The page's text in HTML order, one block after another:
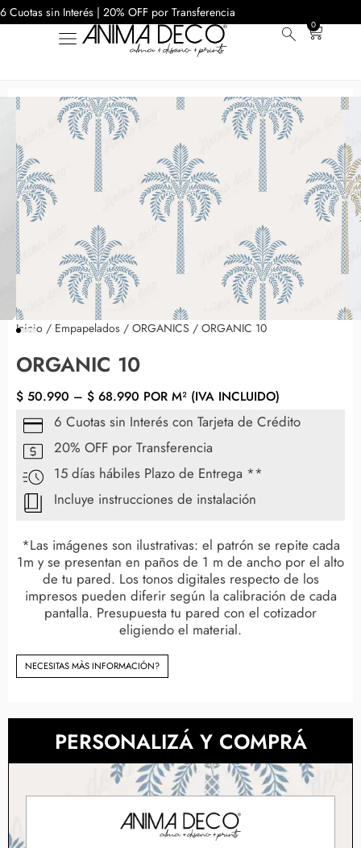
6 Cuotas sin Interés | 20% OFF por Transferencia
0
Inicio / Empapelados / ORGANICS / ORGANIC 10
ORGANIC 10
$ 50.990 – $ 68.990 POR M² (IVA INCLUIDO)
6 Cuotas sin Interés con Tarjeta de Crédito
20% OFF por Transferencia
15 días hábiles Plazo de Entrega **
Incluye instrucciones de instalación
*Las imágenes son ilustrativas: el patrón se repite cada
1m y se presentan en paños de 1 m de ancho por el alto
de tu pared. Los tonos digitales respecto de los
impresos pueden diferir según la calibración de cada
pantalla. Presupuesta tu pared con el cotizador
eligiendo el material.
NECESITAS MÀS INFORMACIÓN?
PERSONALIZÁ Y COMPRÁ